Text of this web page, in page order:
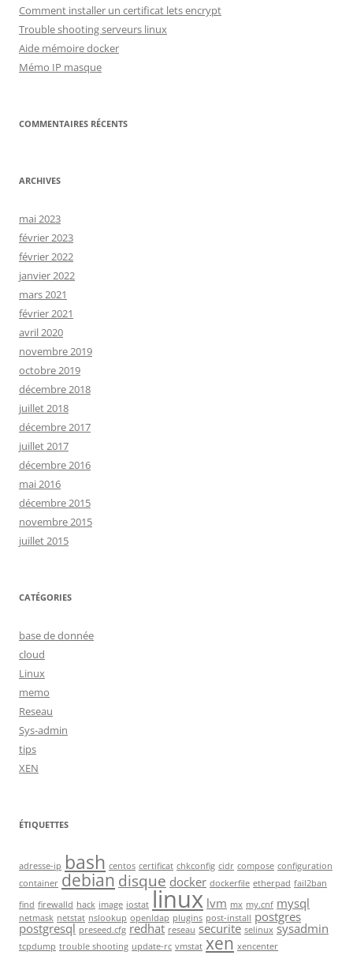
Comment installer un certificat lets encrypt
Trouble shooting serveurs linux
Aide mémoire docker
Mémo IP masque
COMMENTAIRES RÉCENTS
ARCHIVES
mai 2023
février 2023
février 2022
janvier 2022
mars 2021
février 2021
avril 2020
novembre 2019
octobre 2019
décembre 2018
juillet 2018
décembre 2017
juillet 2017
décembre 2016
mai 2016
décembre 2015
novembre 2015
juillet 2015
CATÉGORIES
base de donnée
cloud
Linux
memo
Reseau
Sys-admin
tips
XEN
ÉTIQUETTES
adresse-ip bash centos certificat chkconfig cidr compose configuration
container debian disque docker dockerfile etherpad fail2ban
find firewalld hack image iostat linux lvm mx my.cnf mysql
netmask netstat nslookup openldap plugins post-install postgres
postgresql preseed.cfg redhat reseau securite selinux sysadmin
tcpdump trouble shooting update-rc vmstat xen xencenter